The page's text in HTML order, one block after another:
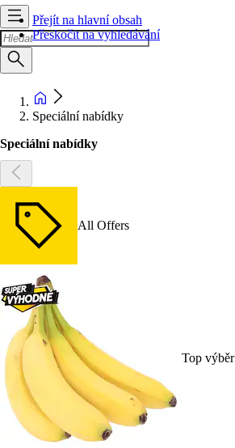
Přejít na hlavní obsah
Přeskočit na vyhledávání
Speciální nabídky
Speciální nabídky
All Offers
Top výběr